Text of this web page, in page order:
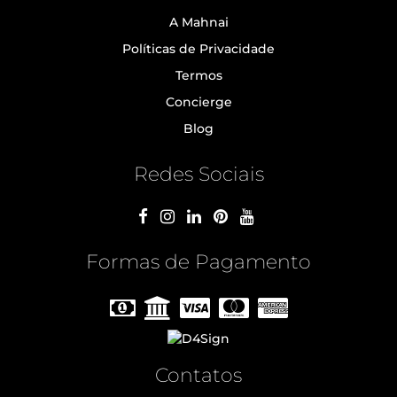
A Mahnai
Políticas de Privacidade
Termos
Concierge
Blog
Redes Sociais
Formas de Pagamento
Contatos